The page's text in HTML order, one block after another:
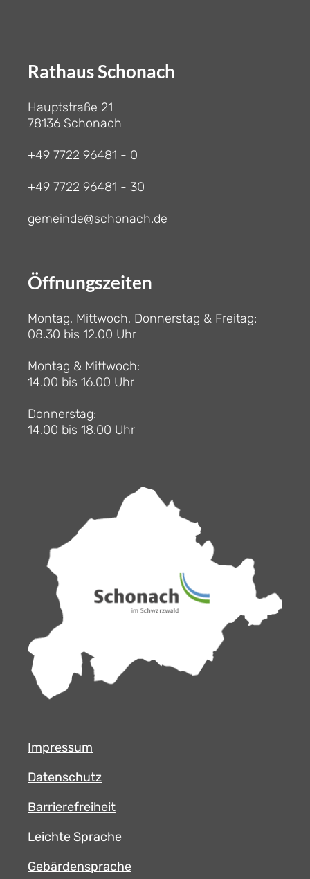
Rathaus Schonach
Hauptstraße 21
78136 Schonach
+49 7722 96481 - 0
+49 7722 96481 - 30
gemeinde@schonach.de
Öffnungszeiten
Montag, Mittwoch, Donnerstag & Freitag:
08.30 bis 12.00 Uhr
Montag & Mittwoch:
14.00 bis 16.00 Uhr
Donnerstag:
14.00 bis 18.00 Uhr
Impressum
Datenschutz
Barrierefreiheit
Leichte Sprache
Gebärdensprache